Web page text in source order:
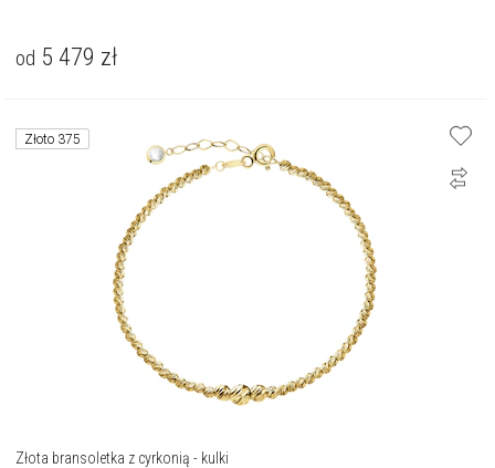
od 5 479 zł
Złoto 375
Złota bransoletka z cyrkonią - kulki